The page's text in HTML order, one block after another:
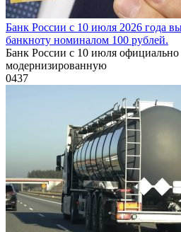
Банк России с 10 июля 2026 года
банкноту номиналом 100 рублей.
Банк России с 10 июля
модернизированную
0437